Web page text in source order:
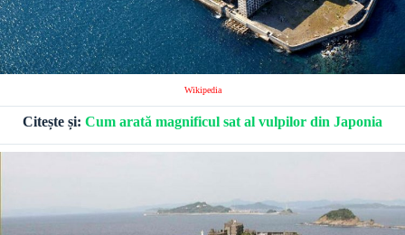
Wikipedia
Citește și: Cum arată magnificul sat al vulpilor din Japonia